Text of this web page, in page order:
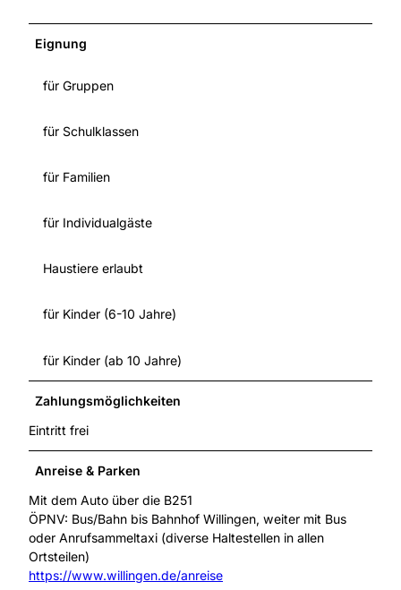
Eignung
für Gruppen
für Schulklassen
für Familien
für Individualgäste
Haustiere erlaubt
für Kinder (6-10 Jahre)
für Kinder (ab 10 Jahre)
Zahlungsmöglichkeiten
Eintritt frei
Anreise & Parken
Mit dem Auto über die B251
ÖPNV: Bus/Bahn bis Bahnhof Willingen, weiter mit Bus
oder Anrufsammeltaxi (diverse Haltestellen in allen
Ortsteilen)
https://www.willingen.de/anreise